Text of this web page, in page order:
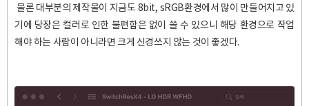
물론 대부분의 제작물이 지금도 8bit, sRGB환경에서 많이 만들어지고 있
기에 당장은 컬러로 인한 불편함은 없이 쓸 수 있으니 해당 환경으로 작업
해야 하는 사람이 아니라면 크게 신경쓰지 않는 것이 좋겠다.